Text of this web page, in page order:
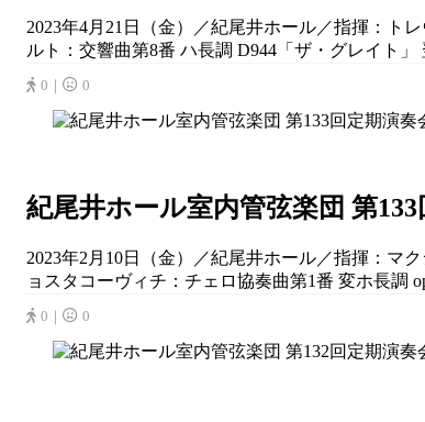
2023年4月21日（金）／紀尾井ホール／指揮：ト
ルト：交響曲第8番 ハ長調 D944「ザ・グレイト」
0｜ 0
紀尾井ホール室内管弦楽団 第
2023年2月10日（金）／紀尾井ホール／指揮：マ
ョスタコーヴィチ：チェロ協奏曲第1番 変ホ長調
0｜ 0